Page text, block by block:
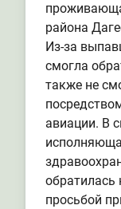
района
Из-за
смогла
также не
авиации. В
обратилась
просьбой